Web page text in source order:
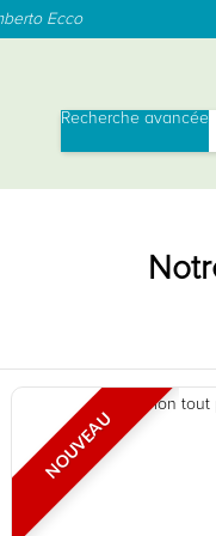
Ecco
Recherche avancée
NOUVEAU